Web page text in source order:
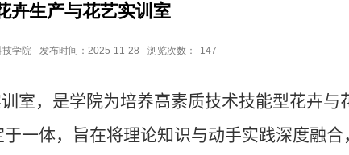
卉生产与花艺实训室
学院 发布时间：2025-11-28 浏览次数： 147
室，是学院为培养高素质技术技能型花卉与
一体，旨在将理论知识与动手实践深度融